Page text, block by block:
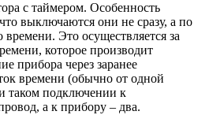
с таймером. Особенность
выключаются они не сразу, а по
Это осуществляется за
которое производит
прибора через заранее
времени (обычно от одной
таком подключении к
а к прибору – два.